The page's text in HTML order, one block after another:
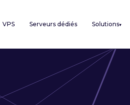
VPS Serveurs dédiés Solutions▾